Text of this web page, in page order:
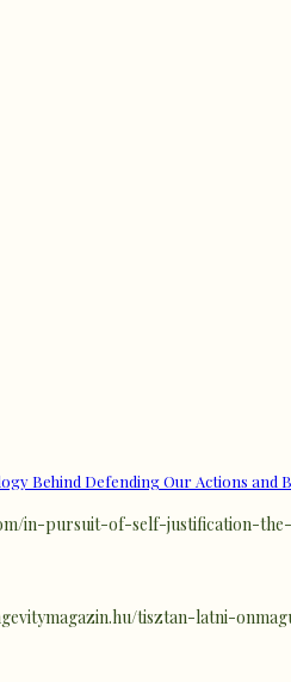
Behind Defending Our Actions and
in-pursuit-of-self-justification-
tisztan-latni-